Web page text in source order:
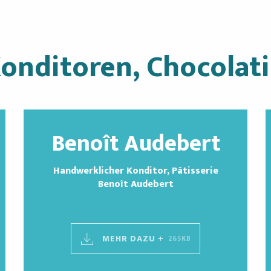
Benoît Audebert
Handwerklicher Konditor, Pâtisserie
Benoît Audebert
MEHR DAZU + 265KB